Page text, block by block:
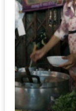
HUAWEI
G7
PLUS
สมา
ร์ท
โฟน
ที่
เอาใจ